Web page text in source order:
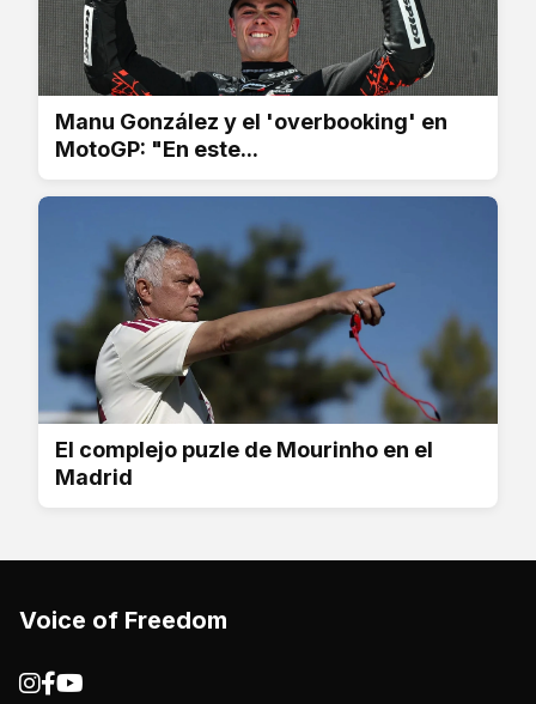
Manu González y el 'overbooking' en
MotoGP: "En este...
El complejo puzle de Mourinho en el
Madrid
Voice of Freedom